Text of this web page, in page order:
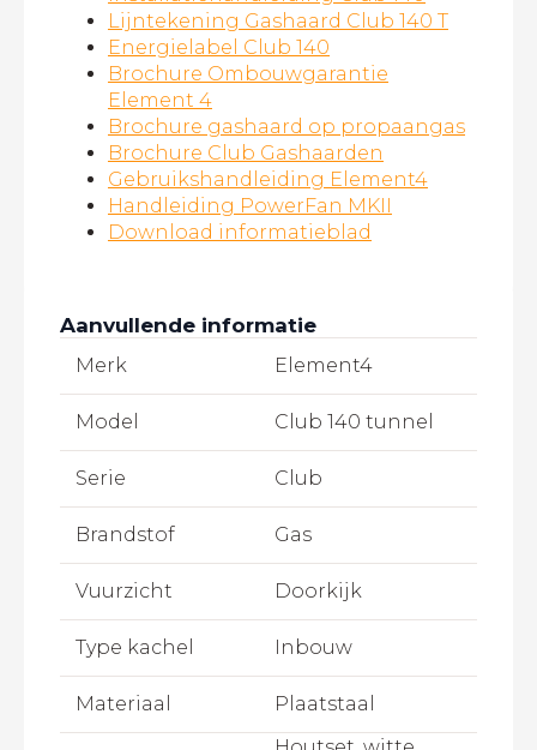
Lijntekening Gashaard Club 140 T
Energielabel Club 140
Brochure Ombouwgarantie
Element 4
Brochure gashaard op propaangas
Brochure Club Gashaarden
Gebruikshandleiding Element4
Handleiding PowerFan MKII
Download informatieblad
Aanvullende informatie
Merk Element4
Model Club 140 tunnel
Serie Club
Brandstof Gas
Vuurzicht Doorkijk
Type kachel Inbouw
Materiaal Plaatstaal